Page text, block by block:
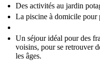
Des activités au jardin
La piscine à domicile pour
Un séjour idéal pour des
voisins, pour se retrouver
les âges.